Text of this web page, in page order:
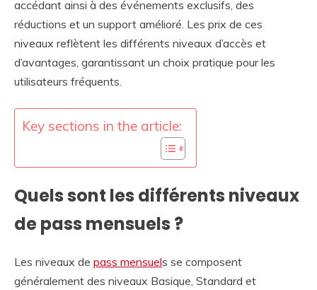
accédant ainsi à des événements exclusifs, des
réductions et un support amélioré. Les prix de ces
niveaux reflètent les différents niveaux d’accès et
d’avantages, garantissant un choix pratique pour les
utilisateurs fréquents.
Key sections in the article:
Quels sont les différents niveaux
de pass mensuels ?
Les niveaux de pass mensuels se composent
généralement des niveaux Basique, Standard et